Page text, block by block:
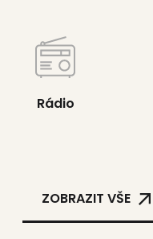
Rádio
ZOBRAZIT VŠE